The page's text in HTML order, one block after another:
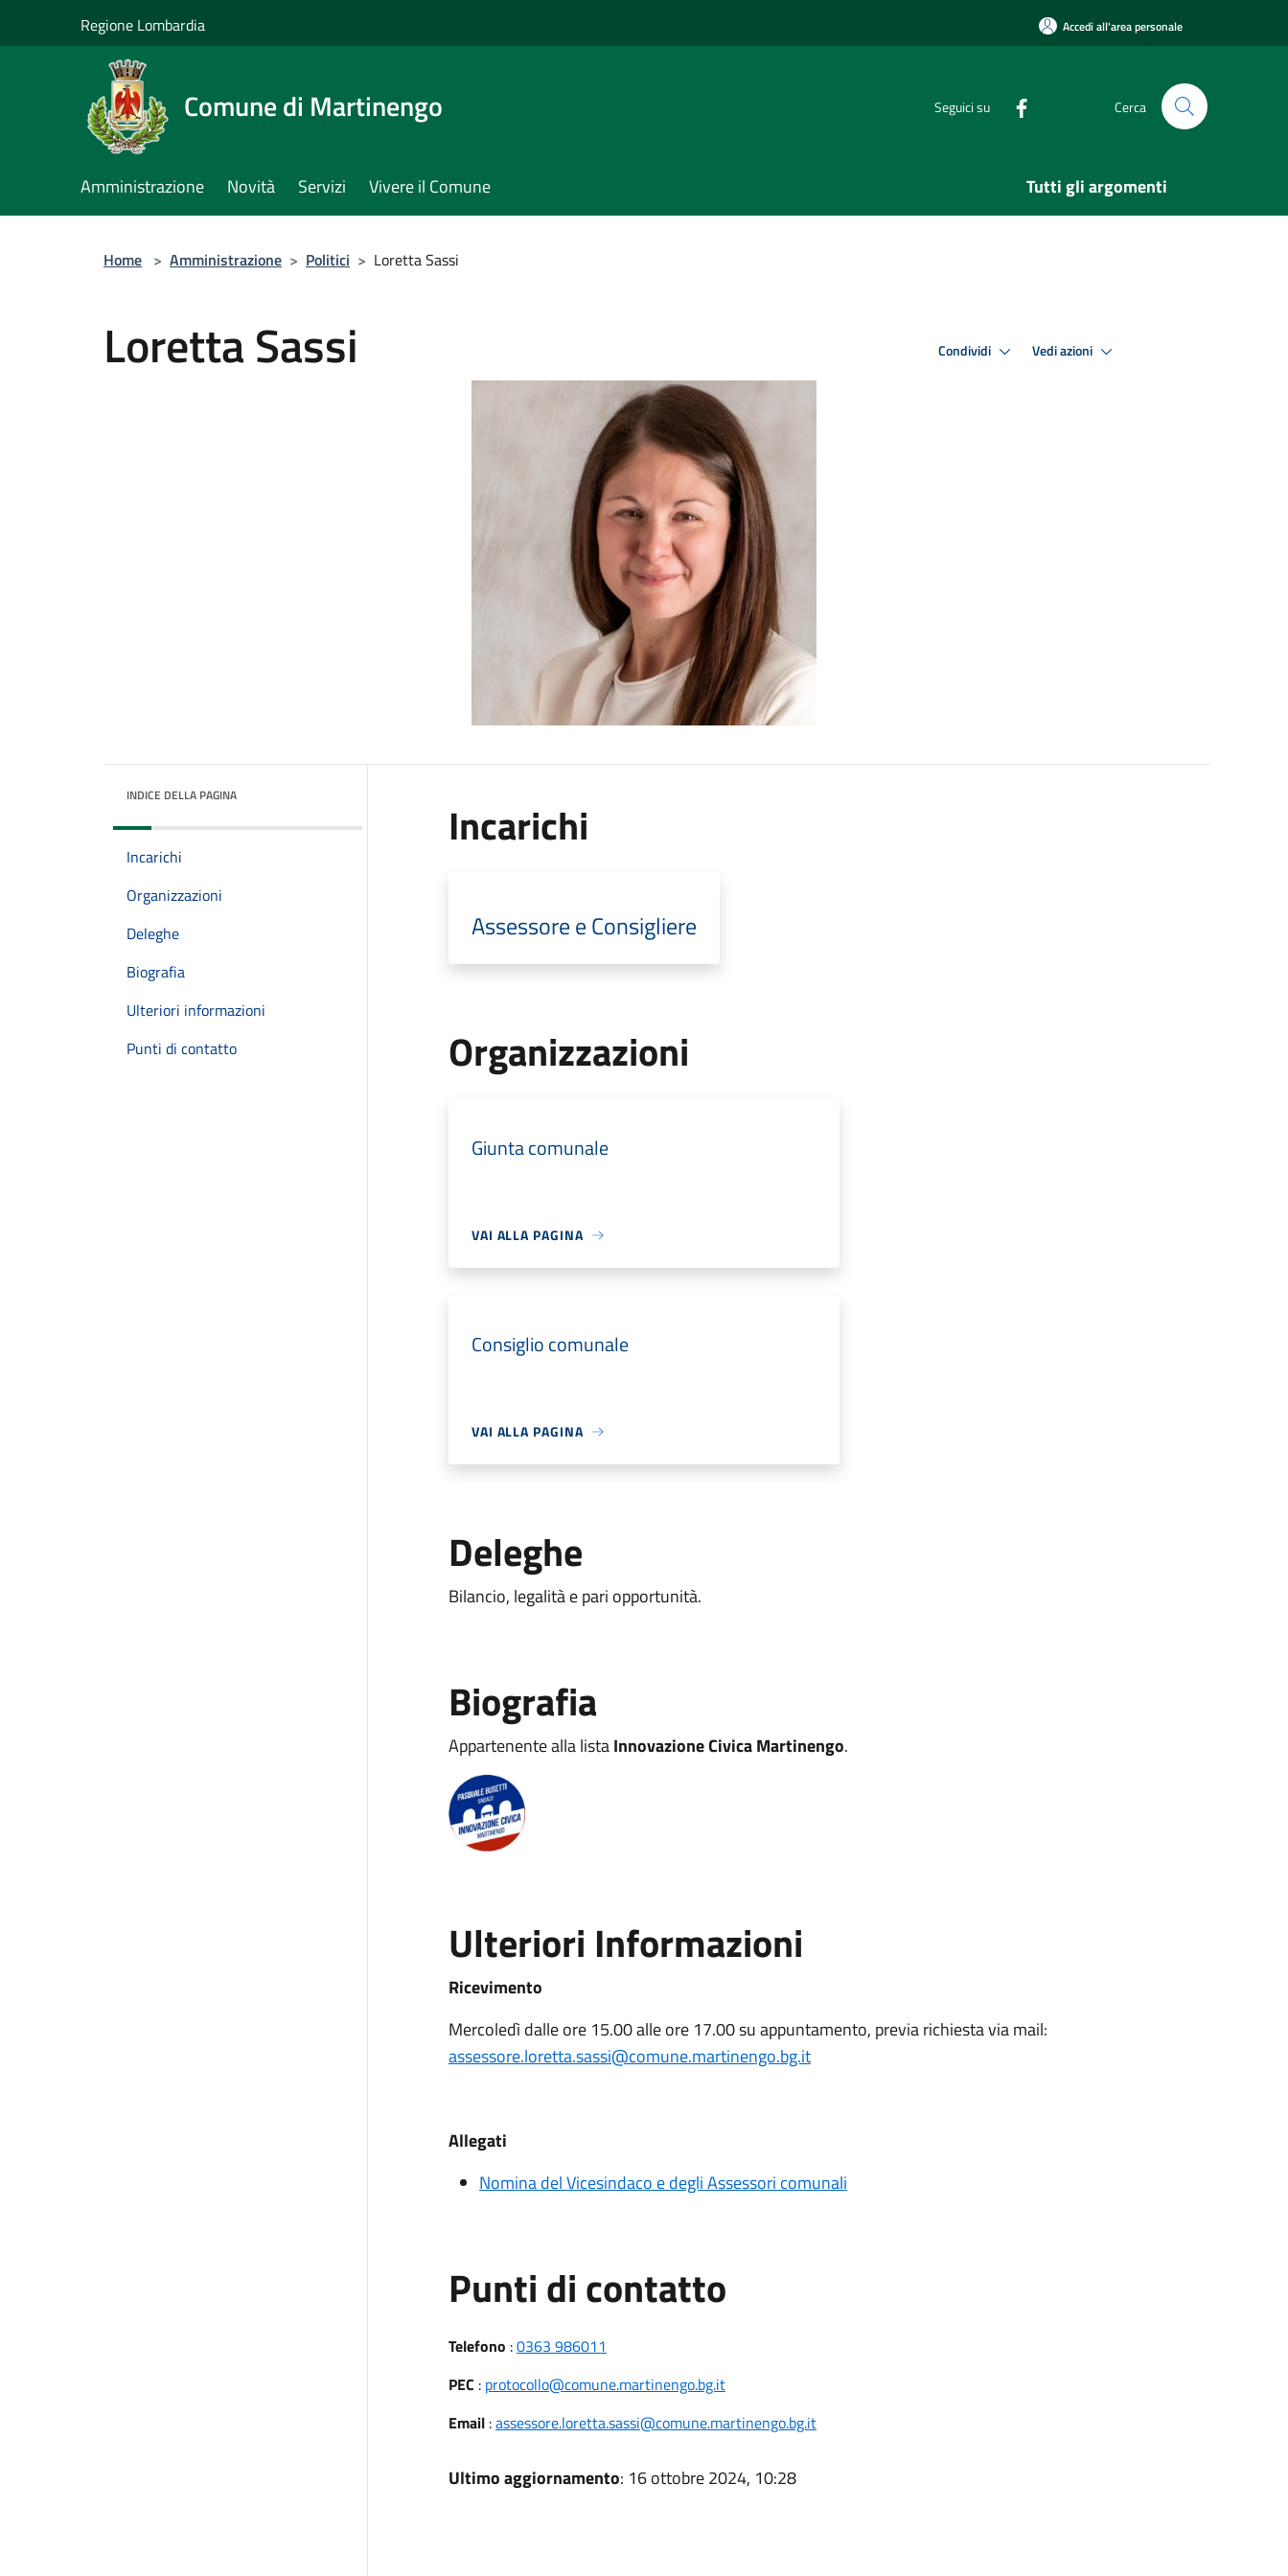
Regione Lombardia Accedi all'area personale
Comune di Martinengo Seguici su Cerca
Amministrazione Novità Servizi Vivere il Comune Tutti gli argomenti
Home > Amministrazione > Politici > Loretta Sassi
Loretta Sassi Condividi Vedi azioni
INDICE DELLA PAGINA
Incarichi
Organizzazioni
Deleghe
Biografia
Ulteriori informazioni
Punti di contatto
Incarichi
Assessore e Consigliere
Organizzazioni
Giunta comunale
VAI ALLA PAGINA
Consiglio comunale
VAI ALLA PAGINA
Deleghe
Bilancio, legalità e pari opportunità.
Biografia
Appartenente alla listaInnovazione Civica Martinengo.
Ulteriori Informazioni
Ricevimento
Mercoledì dalle ore 15.00 alle ore 17.00 su appuntamento, previa richiesta via mail:
assessore.loretta.sassi@comune.martinengo.bg.it
Allegati
Nomina del Vicesindaco e degli Assessori comunali
Punti di contatto
Telefono :0363 986011
PEC : protocollo@comune.martinengo.bg.it
Email:assessore.loretta.sassi@comune.martinengo.bg.it
Ultimo aggiornamento: 16 ottobre 2024, 10:28